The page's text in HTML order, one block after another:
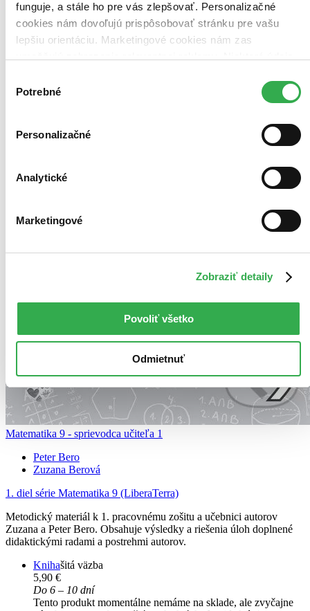
funguje, a stále ho pre vás zlepšovať. Personalizačné
cookies nám dovoľujú prispôsobovať stránku pre vašu
lepšiu orientáciu. Marketingové cookies nám zas
keby sme mohli používať všetky tieto cookies. Ďakujeme!
súhlasu
Potrebné
Personalizačné
Analytické
Marketingové
Zobraziť detaily
Povoliť všetko
Odmietnuť
Matematika 9 - sprievodca učiteľa 1
Peter Bero
Zuzana Berová
1. diel série Matematika 9 (LiberaTerra)
Metodický materiál k 1. pracovnému zošitu a učebnici autorov
Zuzana a Peter Bero. Obsahuje výsledky a riešenia úloh doplnené
didaktickými radami a postrehmi autorov.
Knihašitá väzba
5,90 €
Do 6 – 10 dní
Tento produkt momentálne nemáme na sklade, ale zvyčajne